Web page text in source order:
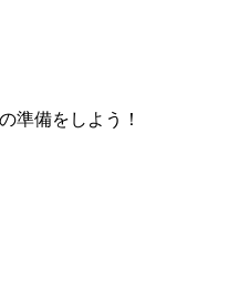
準備をしよう！